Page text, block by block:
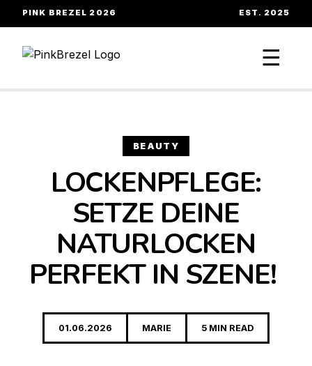
PINK BREZEL 2026 EST. 2025
☰
BEAUTY
LOCKENPFLEGE:
SETZE DEINE
NATURLOCKEN
PERFEKT IN SZENE!
01.06.2026 MARIE 5 MIN READ